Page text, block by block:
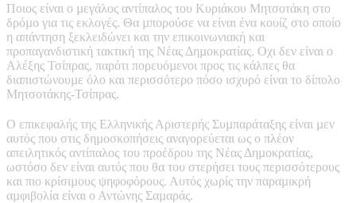
Ποιος είναι ο µεγάλος αντίπαλος του Κυριάκου Μητσοτάκη στο
δρόµο για τις εκλογές. Θα µπορούσε να είναι ένα κουίζ στο οποίο
η απάντηση ξεκλειδώνει και την επικοινωνιακή και
προπαγανδιστική τακτική της Νέας Δηµοκρατίας. Οχι δεν είναι ο
Αλέξης Τσίπρας, παρότι πορευόµενοι προς τις κάλπες θα
διαπιστώνουµε όλο και περισσότερο πόσο ισχυρό είναι το δίπολο
Μητσοτάκης-Τσίπρας.
Ο επικεφαλής της Ελληνικής Αριστερής Συµπαράταξης είναι µεν
αυτός που στις δηµοσκοπήσεις αναγορεύεται ως ο πλέον
απειλητικός αντίπαλος του προέδρου της Νέας Δηµοκρατίας,
ωστόσο δεν είναι αυτός που θα του στερήσει τους περισσότερους
και πιο κρίσιµους ψηφοφόρους. Αυτός χωρίς την παραµικρή
αµφιβολία είναι ο Αντώνης Σαµαράς.